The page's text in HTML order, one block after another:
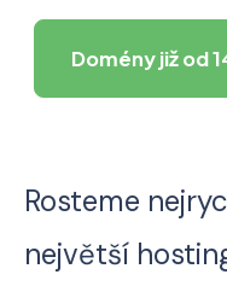
Domény již od
Rosteme
největší